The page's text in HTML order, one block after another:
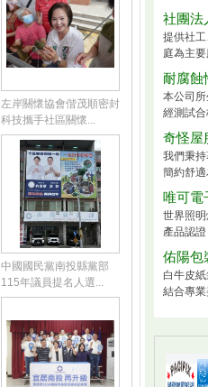
左岸關懷協會偕茂順密封
科技攜手社區關懷...
中國國民黨南投縣黨部
115年議員提名人選...
社團法
提供社
庭為主
耐腐蝕
本公司
經測試
奇怪屋
我們秉
簡約舒
唯可電
世界照
產品認
佑陽包
白牛皮
結合專